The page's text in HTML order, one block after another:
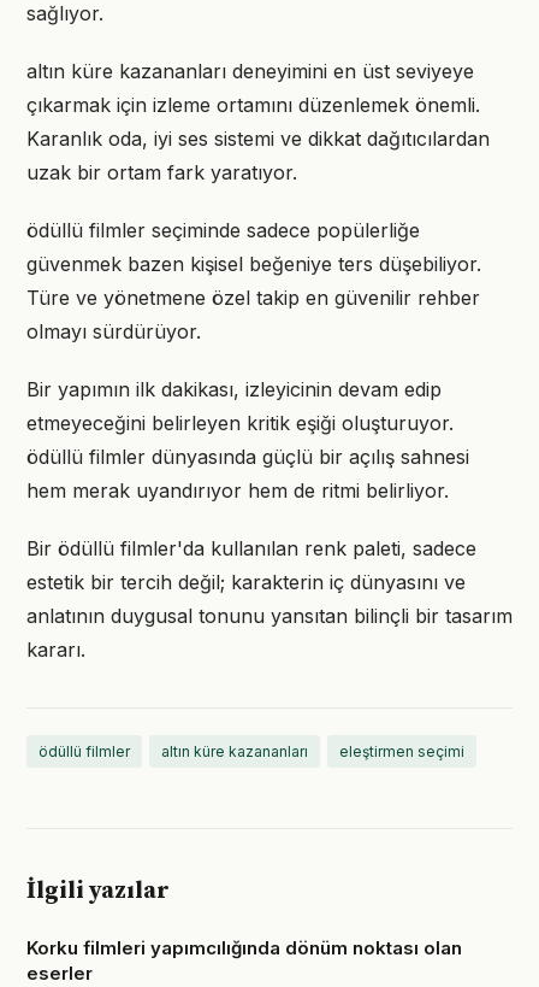
sağlıyor.
altın küre kazananları deneyimini en üst seviyeye
çıkarmak için izleme ortamını düzenlemek önemli.
Karanlık oda, iyi ses sistemi ve dikkat dağıtıcılardan
uzak bir ortam fark yaratıyor.
ödüllü filmler seçiminde sadece popülerliğe
güvenmek bazen kişisel beğeniye ters düşebiliyor.
Türe ve yönetmene özel takip en güvenilir rehber
olmayı sürdürüyor.
Bir yapımın ilk dakikası, izleyicinin devam edip
etmeyeceğini belirleyen kritik eşiği oluşturuyor.
ödüllü filmler dünyasında güçlü bir açılış sahnesi
hem merak uyandırıyor hem de ritmi belirliyor.
Bir ödüllü filmler'da kullanılan renk paleti, sadece
estetik bir tercih değil; karakterin iç dünyasını ve
anlatının duygusal tonunu yansıtan bilinçli bir tasarım
kararı.
ödüllü filmler altın küre kazananları eleştirmen seçimi
İlgili yazılar
Korku filmleri yapımcılığında dönüm noktası olan
eserler